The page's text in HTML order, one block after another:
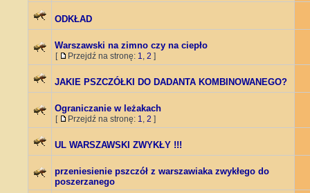
ODKŁAD
Warszawski na zimno czy na ciepło
[ Przejdź na stronę: 1, 2 ]
JAKIE PSZCZÓŁKI DO DADANTA KOMBINOWANEGO?
Ograniczanie w leżakach
[ Przejdź na stronę: 1, 2 ]
UL WARSZAWSKI ZWYKŁY !!!
przeniesienie pszczół z warszawiaka zwykłego do
poszerzanego